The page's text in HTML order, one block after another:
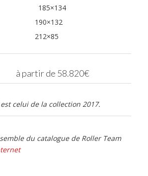
185×134
190×132
212×85
de 58.820€
celui de la collection 2017.
du catalogue de Roller Team